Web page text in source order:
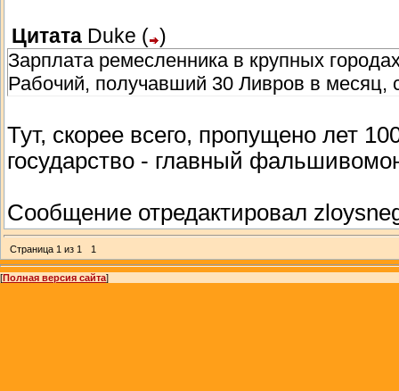
Цитата Duke ( )
Зарплата ремесленника в крупных
Рабочий, получавший 30 Ливров в месяц,
Тут, скорее всего, пропущено лет
государство - главный
Сообщение отредактировал
Страница 1 из 1 1
[Полная версия сайта]